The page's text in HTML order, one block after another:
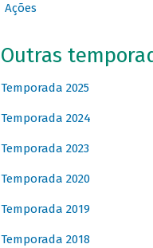
Ações
Outras
Temporada 2025
Temporada 2024
Temporada 2023
Temporada 2020
Temporada 2019
Temporada 2018